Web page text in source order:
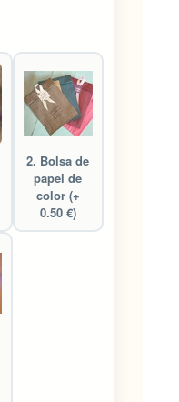
2. Bolsa de
papel de
color (+
0.50 €)